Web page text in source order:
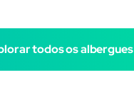
todos os albergues